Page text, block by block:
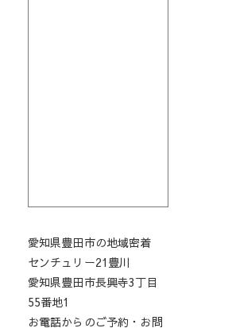
愛知県豊田市の地域密着
センチュリー21豊川
愛知県豊田市長興寺3丁目
55番地1
お電話からのご予約・お問